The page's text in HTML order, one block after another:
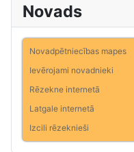
Novads
Novadpētniecības mapes
Ievērojami novadnieki
Rēzekne internetā
Latgale internetā
Izcili rēzeknieši